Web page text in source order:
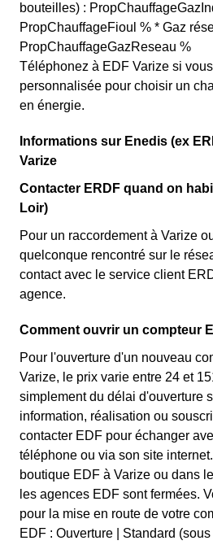
bouteilles) :
PropChauffageFioul % * Gaz
PropChauffageGazReseau %
Téléphonez à EDF Varize si
personnalisée pour choisir un
en énergie.
Informations sur Enedis (ex
Varize
Contacter ERDF quand on
Loir)
Pour un raccordement à Varize
quelconque rencontré sur le
contact avec le service client
agence.
Comment ouvrir un compteur
Pour l'ouverture d'un nouveau
Varize, le prix varie entre 24 et
simplement du délai d'ouverture
information, réalisation ou
contacter EDF pour échanger
téléphone ou via son site
boutique EDF à Varize ou dans
les agences EDF sont fermées.
pour la mise en route de votre
EDF : Ouverture | Standard